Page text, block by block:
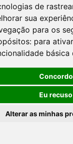
de
sua
para os
para
básica
Concordo
Eu recuso
Alterar as minhas